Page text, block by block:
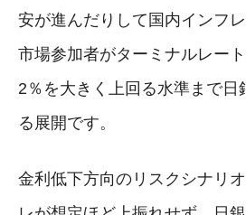
安が進んだりして国内インフ
市場参加者がターミナルレー
2％を大きく上回る水準まで日
る展開です。
金利低下方向のリスクシナリ